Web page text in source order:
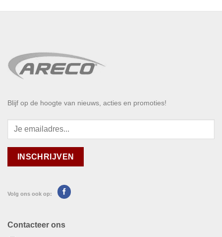
Blijf op de hoogte van nieuws, acties en promoties!
Volg ons ook op:
Contacteer ons